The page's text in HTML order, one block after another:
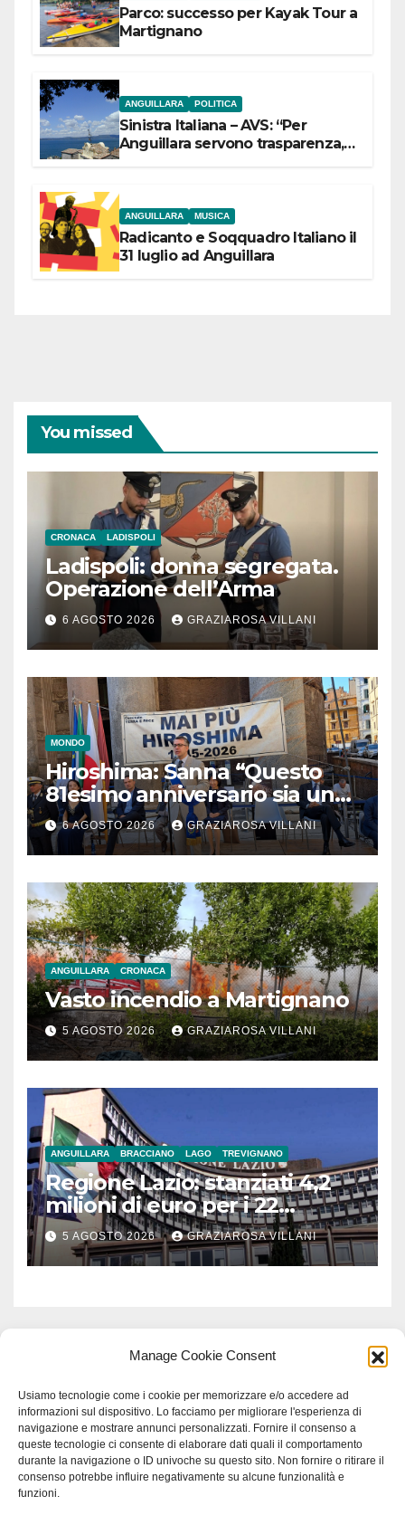
Manage Cookie Consent
Usiamo tecnologie come i cookie per memorizzare e/o accedere ad
informazioni sul dispositivo. Lo facciamo per migliorare l'esperienza di
navigazione e mostrare annunci personalizzati. Fornire il consenso a
queste tecnologie ci consente di elaborare dati quali il comportamento
durante la navigazione o ID univoche su questo sito. Non fornire o ritirare il
consenso potrebbe influire negativamente su alcune funzionalità e
funzioni.
Parco: successo per Kayak Tour a
Martignano
ANGUILLARA POLITICA
Sinistra Italiana – AVS: “Per
Anguillara servono trasparenza,
ANGUILLARA MUSICA
Radicanto e Soqquadro Italiano il
31 luglio ad Anguillara
You missed
CRONACA LADISPOLI
Ladispoli: donna segregata.
Operazione dell’Arma
6 AGOSTO 2026 GRAZIAROSA VILLANI
MONDO
Hiroshima: Sanna “Questo
81esimo anniversario sia un
monito per tutti”
6 AGOSTO 2026 GRAZIAROSA VILLANI
ANGUILLARA CRONACA
Vasto incendio a Martignano
5 AGOSTO 2026 GRAZIAROSA VILLANI
ANGUILLARA BRACCIANO LAGO TREVIGNANO
Regione Lazio: stanziati 4,2
milioni di euro per i 22
Comuni dell’Etruria
Meridionale
5 AGOSTO 2026 GRAZIAROSA VILLANI